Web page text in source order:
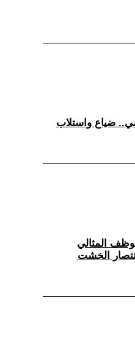
المثالي
الخشت